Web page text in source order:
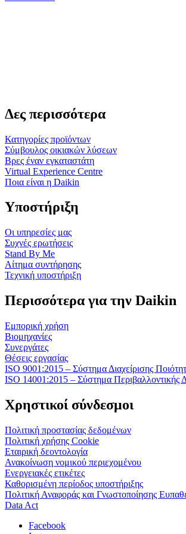
Δες περισσότερα
Κατηγορίες προϊόντων
Σύμβουλος οικιακών λύσεων
Βρες έναν εγκαταστάτη
Virtual Experience Centre
Ποια είναι η Daikin
Υποστήριξη
Οι υπηρεσίες μας
Συχνές ερωτήσεις
Stand By Me
Αίτημα συντήρησης
Τεχνική υποστήριξη
Περισσότερα για την Daikin
Εμπορική χρήση
Βιομηχανίες
Συνεργάτες
Θέσεις εργασίας
ISO 9001:2015 – Σύστημα Διαχείρισης
ISO 14001:2015 – Σύστημα Περιβαλλοντικής
Χρηστικοί σύνδεσμοι
Πολιτική προστασίας δεδομένων
Πολιτική χρήσης Cookie
Εταιρική δεοντολογία
Ανακοίνωση νομικού περιεχομένου
Ενεργειακές ετικέτες
Καθορισμένη περίοδος υποστήριξης
Πολιτική Αναφοράς και Γνωστοποίησης
Data Act
Facebook